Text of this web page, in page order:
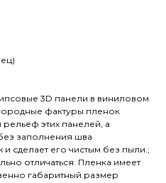
3D панели в виниловом
фактуры пленок
этих панелей, а
заполнения шва
сделает его чистым без пыли.;
отличаться. Пленка имеет
габаритный размер